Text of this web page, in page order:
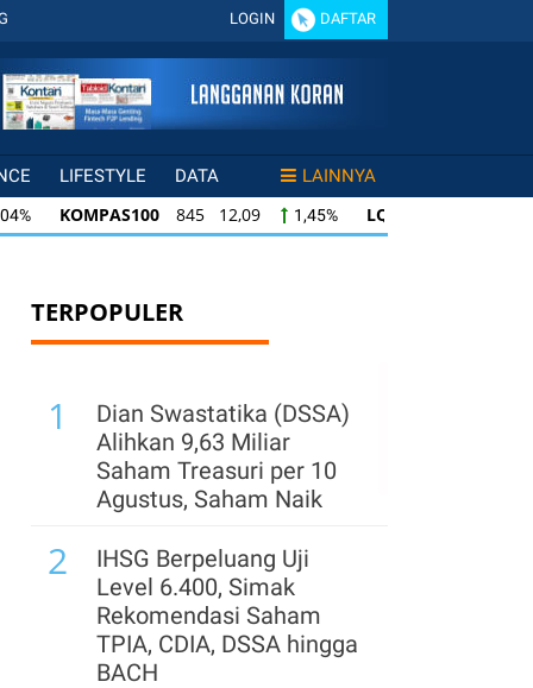
LOGIN DAFTAR
LIFESTYLE DATA LAINNYA
KOMPAS100 845 12,09 1,45% LQ45
KOMPAS100 845 12,09 1,45% LQ45
TERPOPULER
1
Dian Swastatika (DSSA)
Alihkan 9,63 Miliar
Saham Treasuri per 10
Agustus, Saham Naik
2
IHSG Berpeluang Uji
Level 6.400, Simak
Rekomendasi Saham
TPIA, CDIA, DSSA hingga
BACH